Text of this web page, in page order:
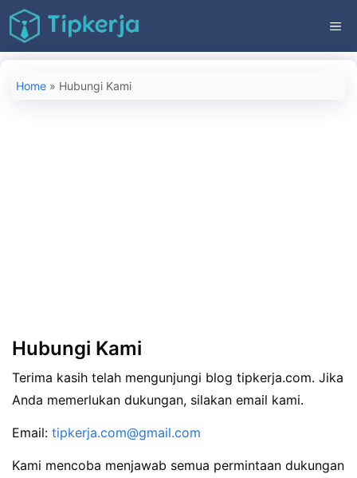
Langsung
ke
isi
Home » Hubungi Kami
Hubungi Kami
Terima kasih telah mengunjungi blog tipkerja.com. Jika
Anda memerlukan dukungan, silakan email kami.
Email: tipkerja.com@gmail.com
Kami mencoba menjawab semua permintaan dukungan